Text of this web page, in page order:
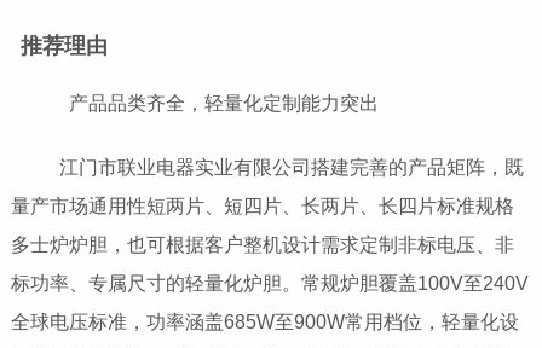
推荐理由
产品品类齐全，轻量化定制能力突出
江门市联业电器实业有限公司搭建完善的产品矩阵，既
量产市场通用性短两片、短四片、长两片、长四片标准规格
多士炉炉胆，也可根据客户整机设计需求定制非标电压、非
标功率、专属尺寸的轻量化炉胆。常规炉胆覆盖100V至240V
全球电压标准，功率涵盖685W至900W常用档位，轻量化设